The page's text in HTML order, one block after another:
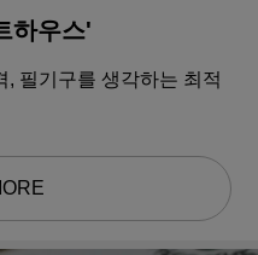
하우스'
, 필기구를 생각하는 최적